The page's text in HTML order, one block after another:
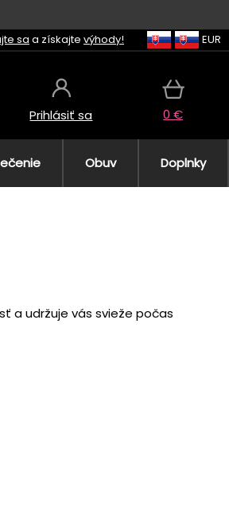
sa a získajte výhody! EUR
Prihlásiť sa 0 €
Obuv Doplnky
a udržuje vás svieže počas